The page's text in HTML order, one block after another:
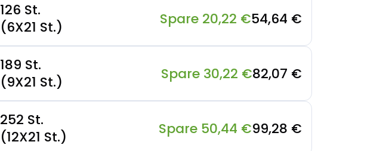
126 St.
(6X21 St.)
Spare 20,22 €54,64 €
189 St.
(9X21 St.)
Spare 30,22 €82,07 €
252 St.
(12X21 St.)
Spare 50,44 €99,28 €